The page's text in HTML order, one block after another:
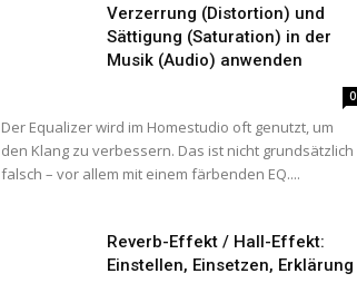
Verzerrung (Distortion) und
Sättigung (Saturation) in der
Musik (Audio) anwenden
0
Der Equalizer wird im Homestudio oft genutzt, um
den Klang zu verbessern. Das ist nicht grundsätzlich
falsch – vor allem mit einem färbenden EQ....
Reverb-Effekt / Hall-Effekt:
Einstellen, Einsetzen, Erklärung